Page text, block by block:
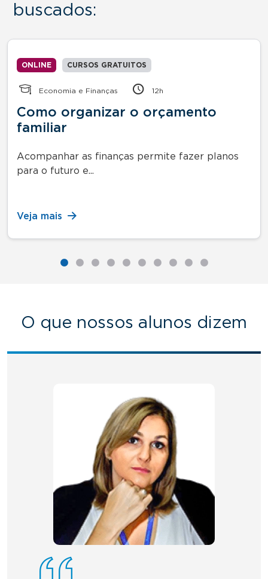
buscados:
ONLINE CURSOS GRATUITOS
Economia e Finanças 12h
Como organizar o orçamento
familiar
Acompanhar as finanças permite fazer planos
para o futuro e...
Veja mais
O que nossos alunos dizem